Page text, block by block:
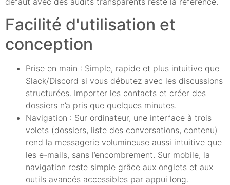
Facilité d'utilisation et
conception
Prise en main : Simple, rapide et plus intuitive que
Slack/Discord si vous débutez avec les discussions
structurées. Importer les contacts et créer des
dossiers n’a pris que quelques minutes.
Navigation : Sur ordinateur, une interface à trois
volets (dossiers, liste des conversations, contenu)
rend la messagerie volumineuse aussi intuitive que
les e-mails, sans l’encombrement. Sur mobile, la
navigation reste simple grâce aux onglets et aux
outils avancés accessibles par appui long.